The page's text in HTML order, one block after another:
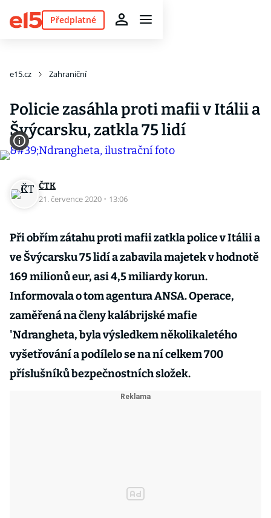
Předplatné
e15.cz Zahraniční
Policie zasáhla proti mafii v Itálii a
Švýcarsku, zatkla 75 lidí
ČTK
21. července 2020 · 13:06
Při obřím zátahu proti mafii zatkla police v Itálii a
ve Švýcarsku 75 lidí a zabavila majetek v hodnotě
169 milionů eur, asi 4,5 miliardy korun.
Informovala o tom agentura ANSA. Operace,
zaměřená na členy kalábrijské mafie
'Ndrangheta, byla výsledkem několikaletého
vyšetřování a podílelo se na ní celkem 700
příslušníků bezpečnostních složek.